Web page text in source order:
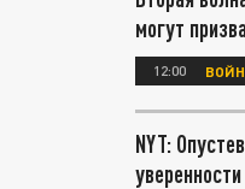
могут
12:00
NYT: